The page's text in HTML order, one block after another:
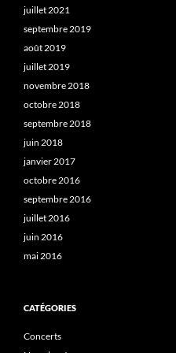
juillet 2021
septembre 2019
août 2019
juillet 2019
novembre 2018
octobre 2018
septembre 2018
juin 2018
janvier 2017
octobre 2016
septembre 2016
juillet 2016
juin 2016
mai 2016
CATÉGORIES
Concerts